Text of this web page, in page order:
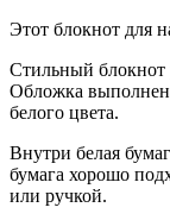
Этот блокнот для
Стильный блокнот
Обложка
белого цвета.
Внутри белая
бумага хорошо
или ручкой.